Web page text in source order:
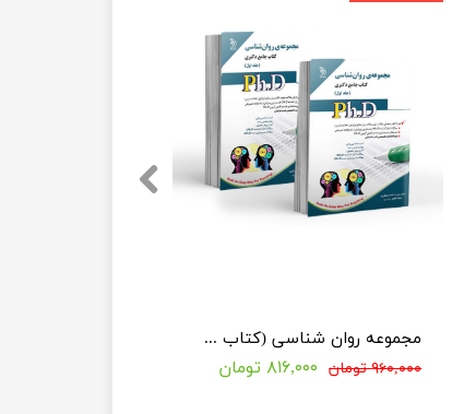
مجموعه روان شناسی (کتاب جامع دکتری)
۹۶۰,۰۰۰ تومان ۸۱۶,۰۰۰ تومان